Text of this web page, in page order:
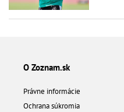
O Zoznam.sk
Právne informácie
Ochrana súkromia